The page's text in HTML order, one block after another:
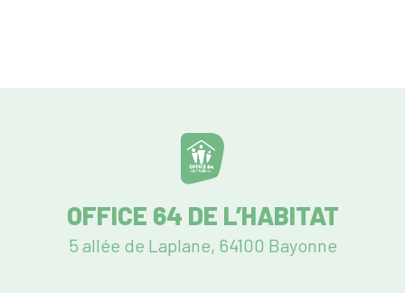
OFFICE 64 DE L’HABITAT
5 allée de Laplane, 64100 Bayonne